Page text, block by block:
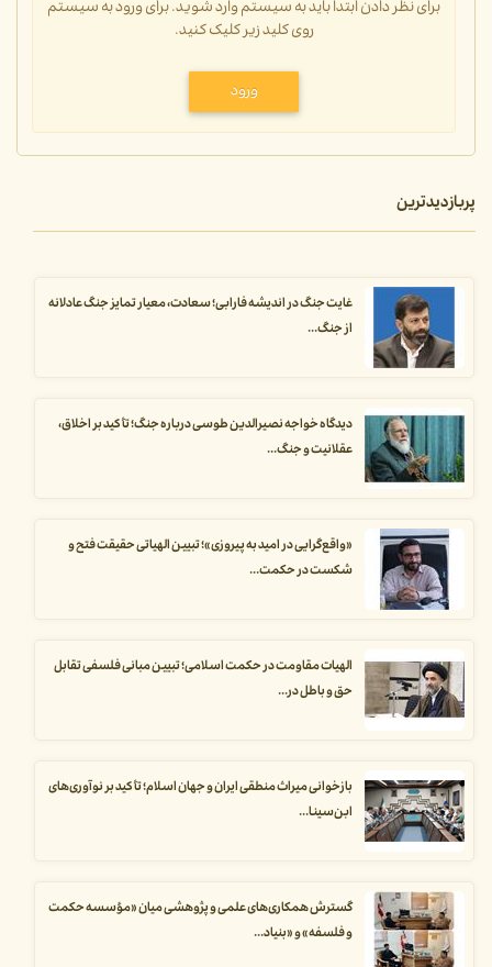
برای نظر دادن ابتدا باید به سیستم وارد شوید. برای ورود به سیستم
روی کلید زیر کلیک کنید.
ورود
پربازدیدترین
غایت جنگ در اندیشه فارابی؛ سعادت، معیار تمایز جنگ عادلانه
از جنگ...
دیدگاه خواجه نصیرالدین طوسی درباره جنگ؛ تأکید بر اخلاق،
عقلانیت و جنگ...
«واقع‌گرایی در امید به پیروزی»؛ تبیین الهیاتی حقیقت فتح و
شکست در حکمت...
الهیات مقاومت در حکمت اسلامی؛ تبیین مبانی فلسفی تقابل
حق و باطل در...
بازخوانی میراث منطقی ایران و جهان اسلام؛ تأکید بر نوآوری‌های
ابن‌سینا...
گسترش همکاری‌های علمی و پژوهشی میان «مؤسسه حکمت
و فلسفه» و «بنیاد...